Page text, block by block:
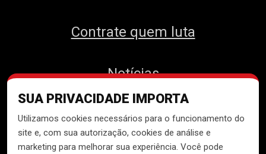
SUA PRIVACIDADE IMPORTA
Utilizamos cookies necessários para o funcionamento do
site e, com sua autorização, cookies de análise e
marketing para melhorar sua experiência. Você pode
Contrate quem luta
Notícias
Contato